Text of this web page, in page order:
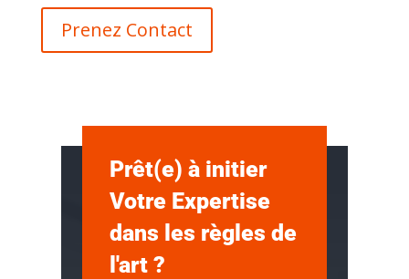
Prenez Contact
Prêt(e) à initier
Votre Expertise
dans les règles de
l'art ?